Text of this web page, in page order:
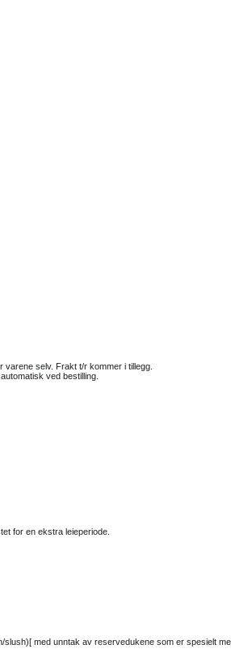
selv. Frakt t/r kommer i tillegg.
ved bestilling.
for en ekstra leieperiode.
med unntak av reservedukene som er spesielt